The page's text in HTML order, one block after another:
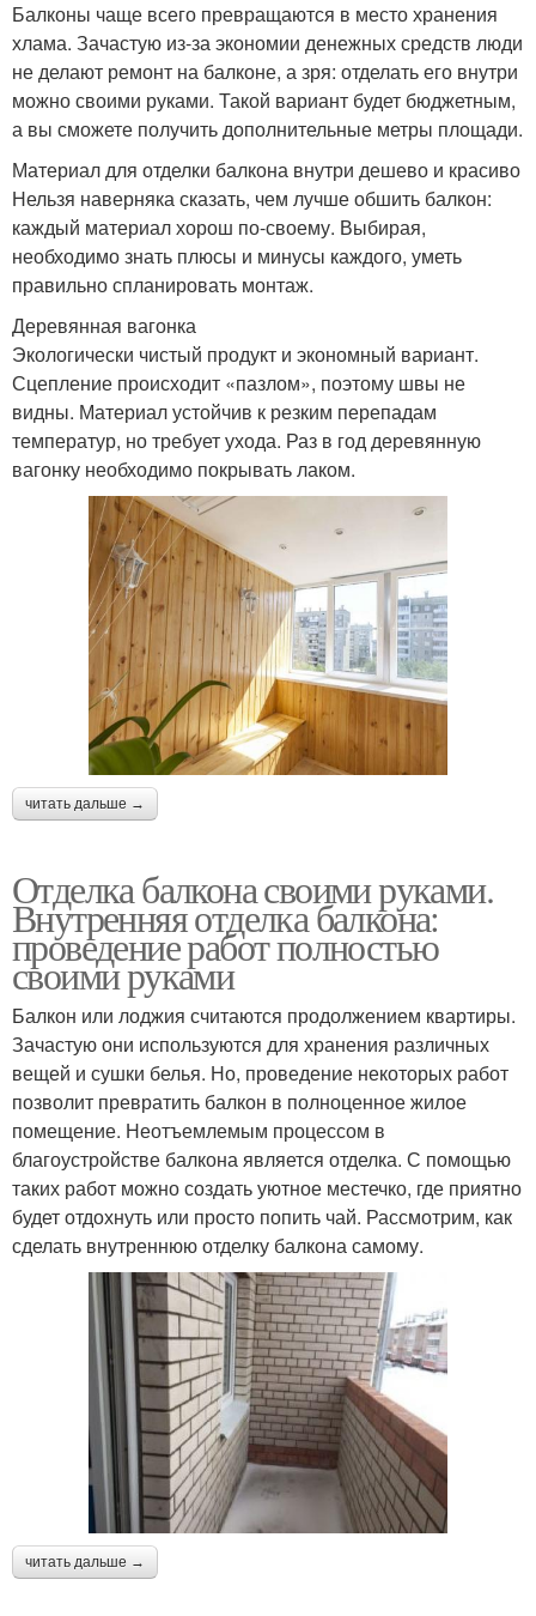
Балконы чаще всего превращаются в место хранения
хлама. Зачастую из-за экономии денежных средств люди
не делают ремонт на балконе, а зря: отделать его внутри
можно своими руками. Такой вариант будет бюджетным,
а вы сможете получить дополнительные метры площади.
Материал для отделки балкона внутри дешево и красиво
Нельзя наверняка сказать, чем лучше обшить балкон:
каждый материал хорош по-своему. Выбирая,
необходимо знать плюсы и минусы каждого, уметь
правильно спланировать монтаж.
Деревянная вагонка
Экологически чистый продукт и экономный вариант.
Сцепление происходит «пазлом», поэтому швы не
видны. Материал устойчив к резким перепадам
температур, но требует ухода. Раз в год деревянную
вагонку необходимо покрывать лаком.
читать дальше →
Отделка балкона своими руками.
Внутренняя отделка балкона:
проведение работ полностью
своими руками
Балкон или лоджия считаются продолжением квартиры.
Зачастую они используются для хранения различных
вещей и сушки белья. Но, проведение некоторых работ
позволит превратить балкон в полноценное жилое
помещение. Неотъемлемым процессом в
благоустройстве балкона является отделка. С помощью
таких работ можно создать уютное местечко, где приятно
будет отдохнуть или просто попить чай. Рассмотрим, как
сделать внутреннюю отделку балкона самому.
читать дальше →